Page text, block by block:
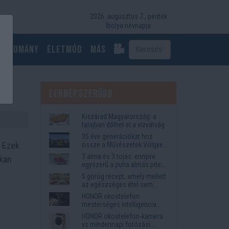
2026. augusztus 7., péntek
Ibolya névnapja
Tudomány Életmód más
Kiszárad Magyarország: a
talajban dőlhet el a vízválság
35 éve generációkat hoz
össze a Művészetek Völgye
– megvan a 2027-es időpont
és a bérletár
3 alma és 3 tojás: ennyire
egyszerű a puha almás pite
titka
5 görög recept, amely mellett
az egészséges étel sem
tűnik lemondásnak
HONOR okostelefon
mesterséges intelligencia
funkciók, amelyek
megkönnyítik az életet
HONOR okostelefon-kamera
vs mindennapi fotózási